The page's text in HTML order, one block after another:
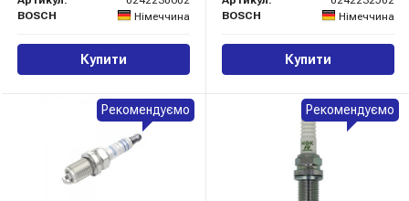
BOSCH
Німеччина
Купити
BOSCH
Німеччина
Купити
Рекомендуємо Рекомендуємо